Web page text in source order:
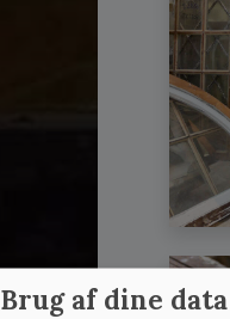
Brug af dine data